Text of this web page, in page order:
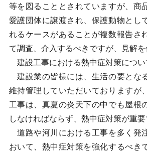
等を図ることとされていますが、商
愛護団体に譲渡され、保護動物とし
れるケースがあることが複数報告さ
て調査、介入するべきですが、見解を
建設工事における熱中症対策につい
建設業の皆様には、生活の要とな
維持管理していただいておりますが
工事は、真夏の炎天下の中でも屋根
しなければならず、熱中症対策が重要
道路や河川における工事を多く発
おいて、熱中症対策を強化するべき